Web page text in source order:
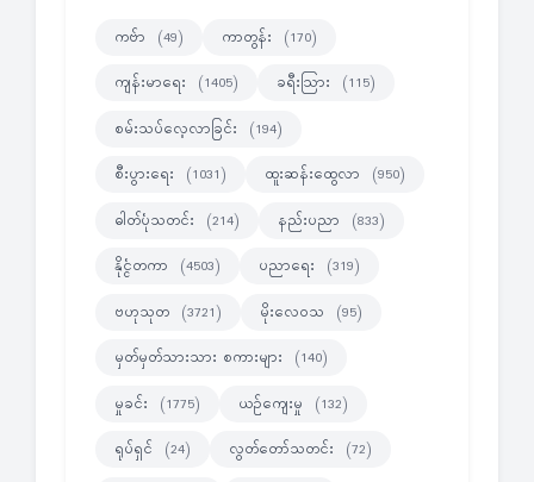
ကဗ်ာ (49) ကာတွန်း (170)
ကျန်းမာရေး (1405) ခရီးသြား (115)
စမ်းသပ်လေ့လာခြင်း (194)
စီးပွားရေး (1031) ထူးဆန်းထွေလာ (950)
ဓါတ်ပုံသတင်း (214) နည်းပညာ (833)
နိုင္ငံတကာ (4503) ပညာရေး (319)
ဗဟုသုတ (3721) မိုးလေဝသ (95)
မှတ်မှတ်သားသား စကားများ (140)
မှုခင်း (1775) ယဉ်ကျေးမှု (132)
ရုပ်ရှင် (24) လွတ်တော်သတင်း (72)